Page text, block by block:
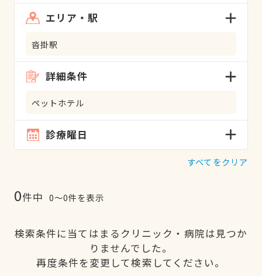
エリア・駅
沓掛駅
詳細条件
ペットホテル
診療曜日
すべてをクリア
0件中 0〜0件を表示
検索条件に当てはまるクリニック・病院は見つか
りませんでした。
再度条件を変更して検索してください。